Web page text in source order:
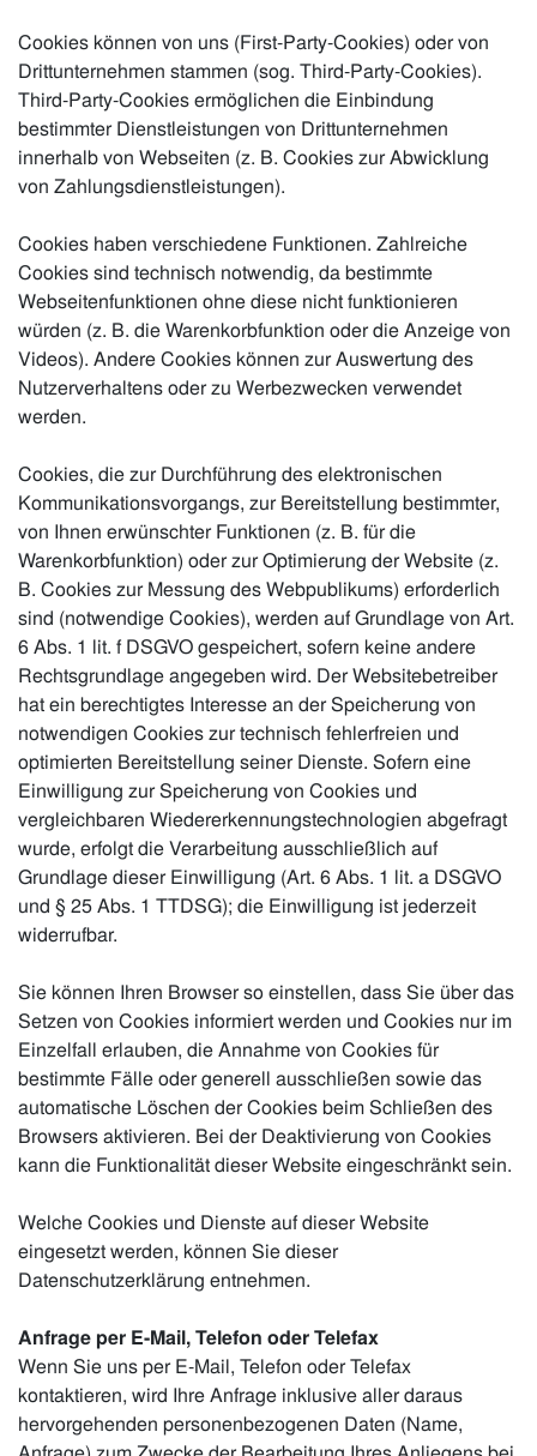
Cookies können von uns (First-Party-Cookies) oder von
Drittunternehmen stammen (sog. Third-Party-Cookies).
Third-Party-Cookies ermöglichen die Einbindung
bestimmter Dienstleistungen von Drittunternehmen
innerhalb von Webseiten (z. B. Cookies zur Abwicklung
von Zahlungsdienstleistungen).
Cookies haben verschiedene Funktionen. Zahlreiche
Cookies sind technisch notwendig, da bestimmte
Webseitenfunktionen ohne diese nicht funktionieren
würden (z. B. die Warenkorbfunktion oder die Anzeige von
Videos). Andere Cookies können zur Auswertung des
Nutzerverhaltens oder zu Werbezwecken verwendet
werden.
Cookies, die zur Durchführung des elektronischen
Kommunikationsvorgangs, zur Bereitstellung bestimmter,
von Ihnen erwünschter Funktionen (z. B. für die
Warenkorbfunktion) oder zur Optimierung der Website (z.
B. Cookies zur Messung des Webpublikums) erforderlich
sind (notwendige Cookies), werden auf Grundlage von Art.
6 Abs. 1 lit. f DSGVO gespeichert, sofern keine andere
Rechtsgrundlage angegeben wird. Der Websitebetreiber
hat ein berechtigtes Interesse an der Speicherung von
notwendigen Cookies zur technisch fehlerfreien und
optimierten Bereitstellung seiner Dienste. Sofern eine
Einwilligung zur Speicherung von Cookies und
vergleichbaren Wiedererkennungstechnologien abgefragt
wurde, erfolgt die Verarbeitung ausschließlich auf
Grundlage dieser Einwilligung (Art. 6 Abs. 1 lit. a DSGVO
und § 25 Abs. 1 TTDSG); die Einwilligung ist jederzeit
widerrufbar.
Sie können Ihren Browser so einstellen, dass Sie über das
Setzen von Cookies informiert werden und Cookies nur im
Einzelfall erlauben, die Annahme von Cookies für
bestimmte Fälle oder generell ausschließen sowie das
automatische Löschen der Cookies beim Schließen des
Browsers aktivieren. Bei der Deaktivierung von Cookies
kann die Funktionalität dieser Website eingeschränkt sein.
Welche Cookies und Dienste auf dieser Website
eingesetzt werden, können Sie dieser
Datenschutzerklärung entnehmen.
Anfrage per E-Mail, Telefon oder Telefax
Wenn Sie uns per E-Mail, Telefon oder Telefax
kontaktieren, wird Ihre Anfrage inklusive aller daraus
hervorgehenden personenbezogenen Daten (Name,